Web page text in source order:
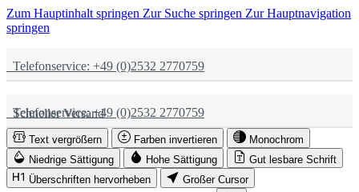
Zum Hauptinhalt springen Zur Suche springen Zur Hauptnavigation
springen
Telefonservice: +49 (0)2532 2770759
Schneller Versand
Partnerschaftlich
Telefonservice: +49 (0)2532 2770759
Schneller Versand
Text vergrößern Farben invertieren
Monochrom
Niedrige Sättigung
Hohe Sättigung
Gut lesbare Schrift
Überschriften hervorheben
Großer Cursor